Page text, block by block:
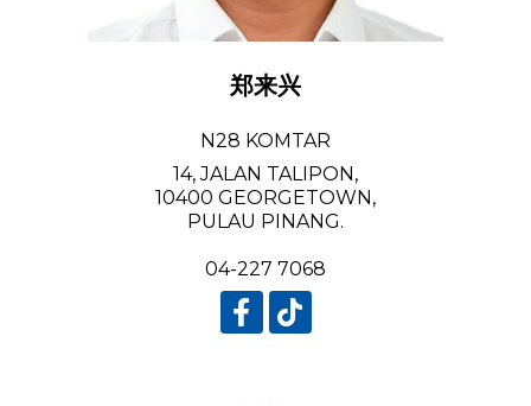
郑来兴
N28 KOMTAR
14, JALAN TALIPON,
10400 GEORGETOWN,
PULAU PINANG.
04-227 7068